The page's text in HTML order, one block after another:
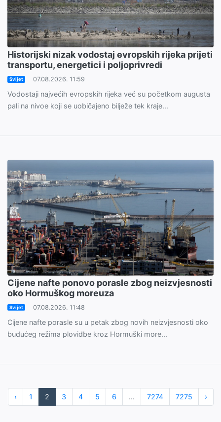
Historijski nizak vodostaj evropskih rijeka prijeti
transportu, energetici i poljoprivredi
Svijet 07.08.2026. 11:59
Vodostaji najvećih evropskih rijeka već su početkom augusta
pali na nivoe koji se uobičajeno bilježe tek kraje...
Cijene nafte ponovo porasle zbog neizvjesnosti
oko Hormuškog moreuza
Svijet 07.08.2026. 11:48
Cijene nafte porasle su u petak zbog novih neizvjesnosti oko
budućeg režima plovidbe kroz Hormuški more...
‹ 1 2 3 4 5 6 ... 7274 7275 ›